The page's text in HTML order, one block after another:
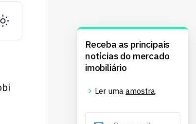
Receba as principais
notícias do mercado
imobiliário
Ler uma amostra.